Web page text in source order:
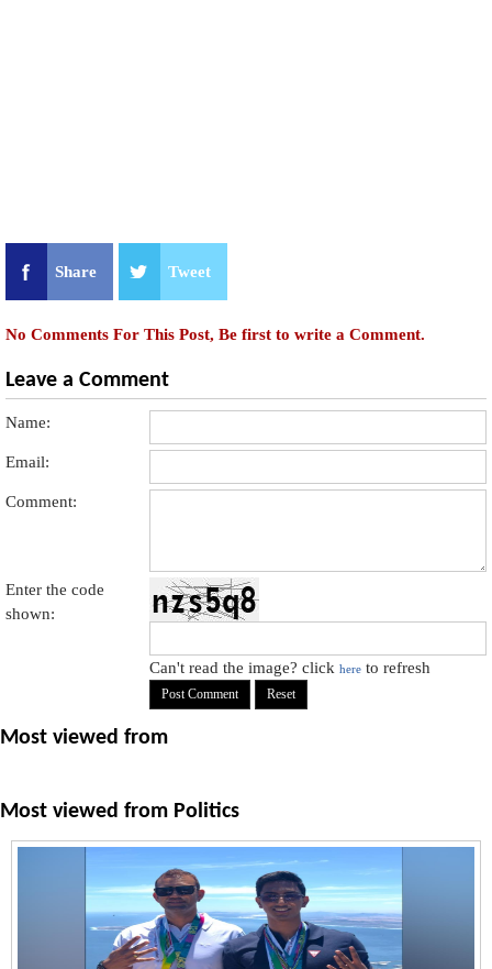
Share Tweet
No Comments For This Post, Be first to write a Comment.
Leave a Comment
Name:
Email:
Comment:
Enter the code
shown:
Can't read the image? clickhere to refresh
Most viewed from
Most viewed from Politics